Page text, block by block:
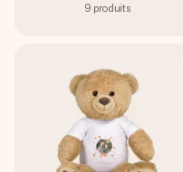
9 produits